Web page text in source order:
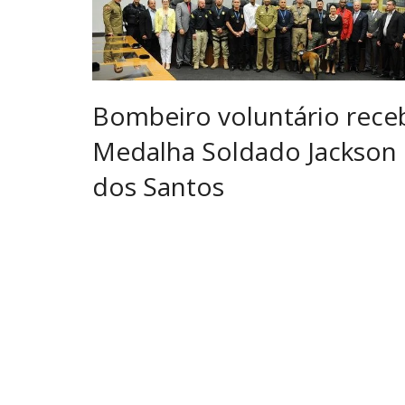
Bombeiro voluntário
Medalha Soldado Jackson
dos Santos